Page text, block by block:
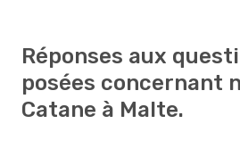
Réponses aux
posées concernant
Catane à Malte.